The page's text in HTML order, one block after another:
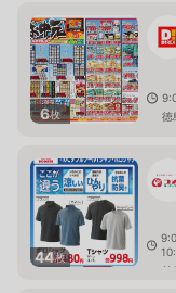
6枚
徳
44枚